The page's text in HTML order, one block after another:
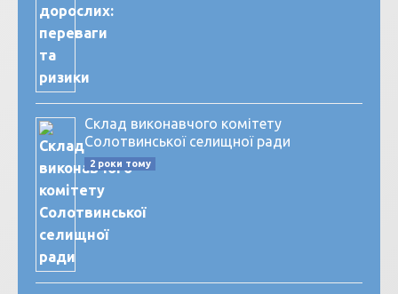
Склад виконавчого комітету
Солотвинської селищної ради
2 роки тому